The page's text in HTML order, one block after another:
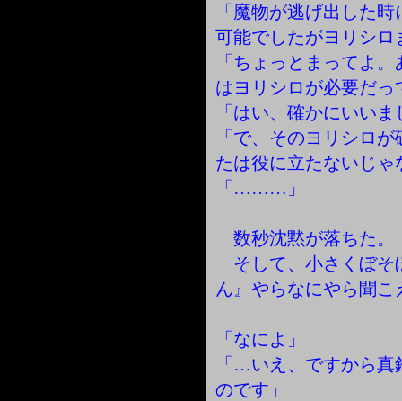
「魔物が逃げ出した
可能でしたがヨリシ
「ちょっとまってよ
はヨリシロが必要だ
「はい、確かにいいま
「で、そのヨリシロ
たは役に立たないじゃ
「………」
数秒沈黙が落ちた。
そして、小さくぼそ
ん』やらなにやら聞こ
「なによ」
「…いえ、ですから
のです」